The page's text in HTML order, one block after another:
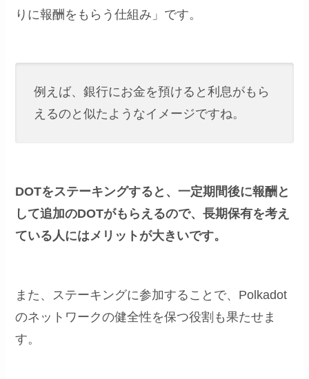
りに報酬をもらう仕組み」です。
例えば、銀行にお金を預けると利息がもら
えるのと似たようなイメージですね。
DOTをステーキングすると、一定期間後に報酬と
して追加のDOTがもらえるので、長期保有を考え
ている人にはメリットが大きいです。
また、ステーキングに参加することで、Polkadot
のネットワークの健全性を保つ役割も果たせま
す。